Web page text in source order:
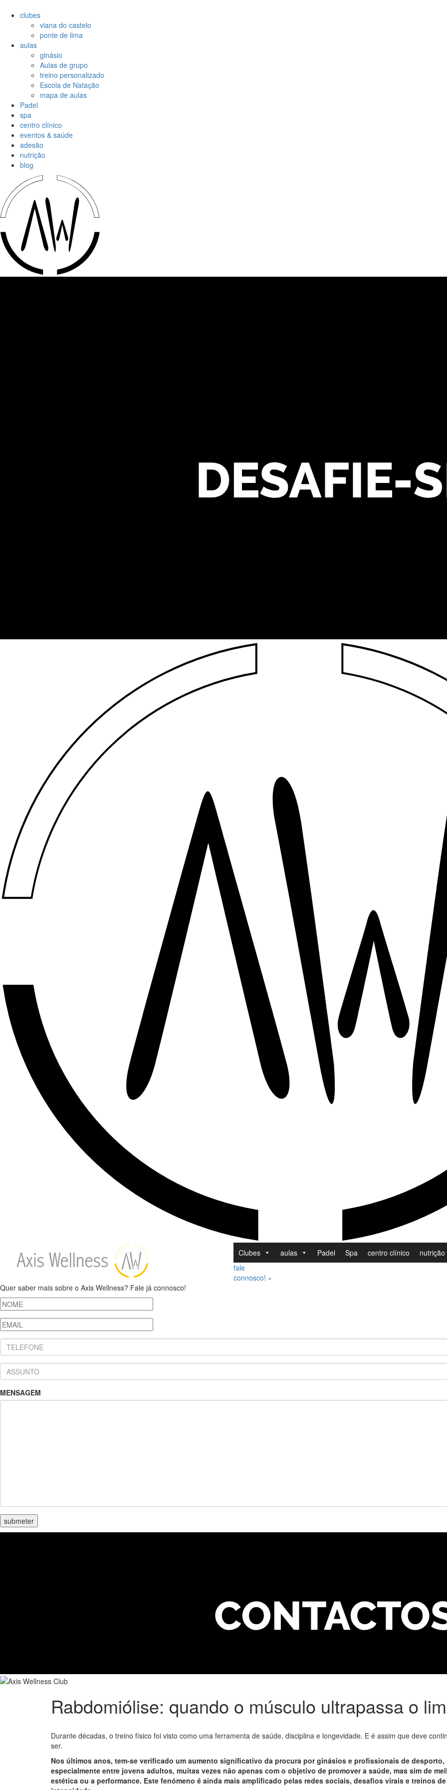
clubes
viana do castelo
ponte de lima
aulas
ginásio
Aulas de grupo
treino personalizado
Escola de Natação
mapa de aulas
Padel
spa
centro clínico
eventos & saúde
adesão
nutrição
blog
Clubes aulas Padel Spa centro clínico
nutrição
fale
connosco! »
Quer saber mais sobre o Axis Wellness? Fale já connosco!
MENSAGEM
Rabdomiólise: quando o músculo ultrapassa o
Durante décadas, o treino físico foi visto como uma ferramenta de saúde, disciplina e longevidade. E é assim que deve
ser.
Nos últimos anos, tem-se verificado um aumento significativo da procura por ginásios e profissionais de desporto,
especialmente entre jovens adultos, muitas vezes não apenas com o objetivo de promover a saúde, mas sim de
estética ou a performance. Este fenómeno é ainda mais amplificado pelas redes sociais, desafios virais e treinos